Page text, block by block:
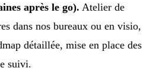
après le go). Atelier de
dans nos bureaux ou en visio,
détaillée, mise en place des
suivi.